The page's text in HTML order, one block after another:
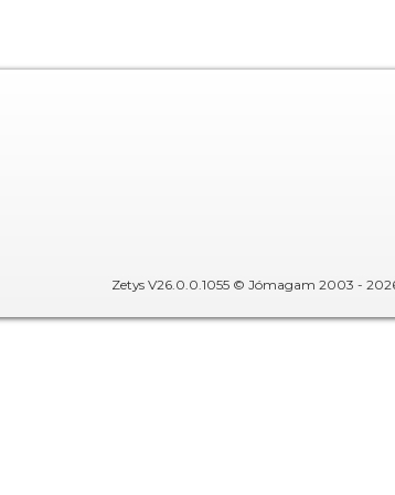
Zetys V26.0.0.1055 © Jómagam 2003 -